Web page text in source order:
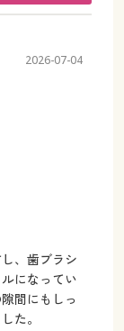
2026-07-04
、歯ブラシ
になってい
間にもしっ
た。